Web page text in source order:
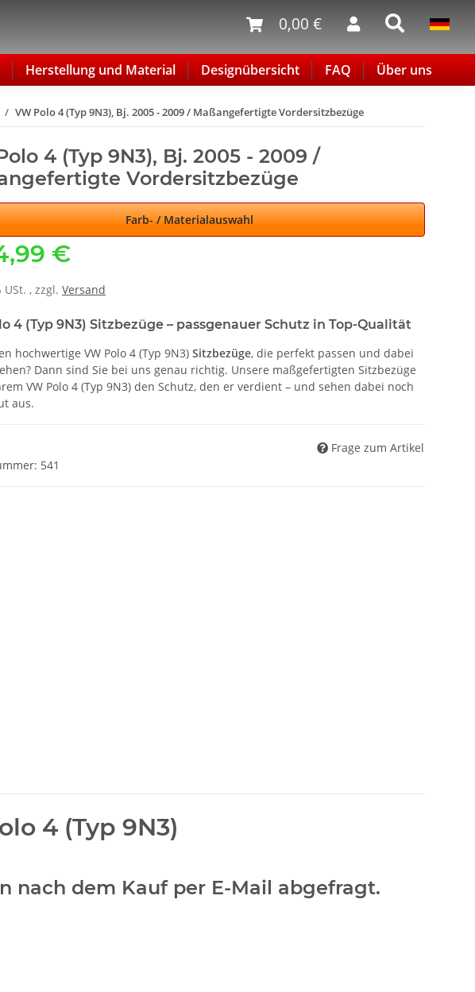
0,00 €
Herstellung und Material Designübersicht FAQ Über uns
VW Polo 4 (Typ 9N3), Bj. 2005 - 2009 / Maßangefertigte Vordersitzbezüge
4 (Typ 9N3), Bj. 2005 - 2009 /
Vordersitzbezüge
Farb- / Materialauswahl
€
USt. , zzgl. Versand
4 (Typ 9N3) Sitzbezüge – passgenauer Schutz in Top-Qualität
hochwertige VW Polo 4 (Typ 9N3) Sitzbezüge, die perfekt passen und dabei
Dann sind Sie bei uns genau richtig. Unsere maßgefertigten Sitzbezüge
VW Polo 4 (Typ 9N3) den Schutz, den er verdient – und sehen dabei noch
aus.
Frage zum Artikel
541
4 (Typ 9N3)
nach dem Kauf per E-Mail abgefragt.